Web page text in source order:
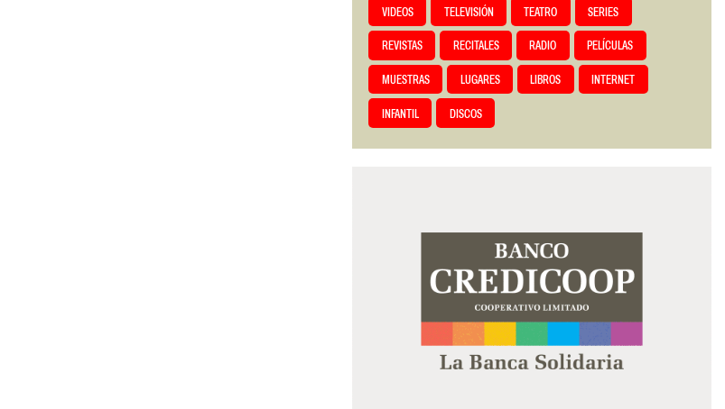
VIDEOS TELEVISIÓN TEATRO SERIES
REVISTAS RECITALES RADIO PELÍCULAS
MUESTRAS LUGARES LIBROS INTERNET
INFANTIL DISCOS